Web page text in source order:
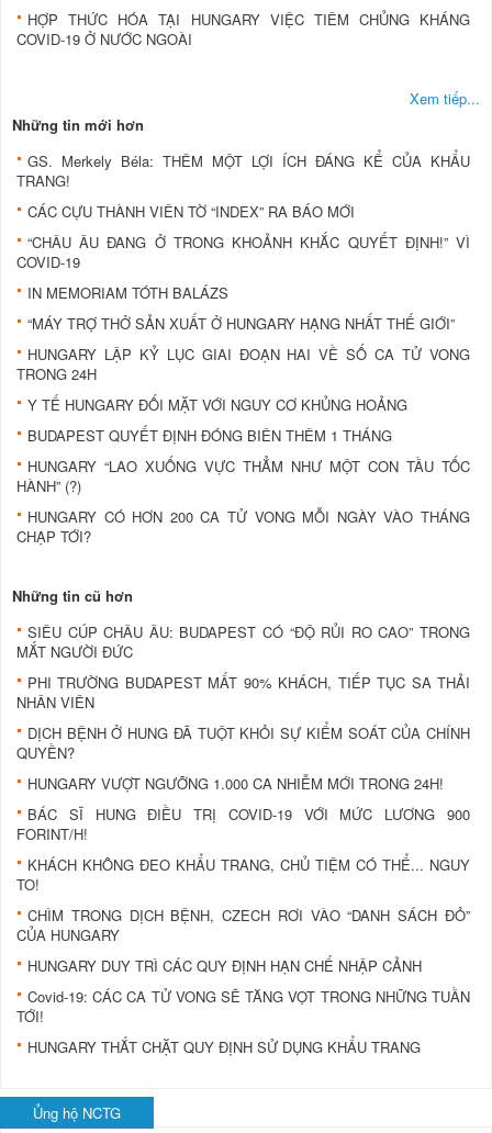
HỢP THỨC HÓA TẠI HUNGARY VIỆC TIÊM CHỦNG KHÁNG
COVID-19 Ở NƯỚC NGOÀI
Xem tiếp...
Những tin mới hơn
GS. Merkely Béla: THÊM MỘT LỢI ÍCH ĐÁNG KỂ CỦA KHẨU
TRANG!
CÁC CỰU THÀNH VIÊN TỜ “INDEX” RA BÁO MỚI
“CHÂU ÂU ĐANG Ở TRONG KHOẢNH KHẮC QUYẾT ĐỊNH!” VÌ
COVID-19
IN MEMORIAM TÓTH BALÁZS
“MÁY TRỢ THỞ SẢN XUẤT Ở HUNGARY HẠNG NHẤT THẾ GIỚI”
HUNGARY LẬP KỶ LỤC GIAI ĐOẠN HAI VỀ SỐ CA TỬ VONG
TRONG 24H
Y TẾ HUNGARY ĐỐI MẶT VỚI NGUY CƠ KHỦNG HOẢNG
BUDAPEST QUYẾT ĐỊNH ĐÓNG BIÊN THÊM 1 THÁNG
HUNGARY “LAO XUỐNG VỰC THẲM NHƯ MỘT CON TẦU TỐC
HÀNH” (?)
HUNGARY CÓ HƠN 200 CA TỬ VONG MỖI NGÀY VÀO THÁNG
CHẠP TỚI?
Những tin cũ hơn
SIÊU CÚP CHÂU ÂU: BUDAPEST CÓ “ĐỘ RỦI RO CAO” TRONG
MẮT NGƯỜI ĐỨC
PHI TRƯỜNG BUDAPEST MẤT 90% KHÁCH, TIẾP TỤC SA THẢI
NHÂN VIÊN
DỊCH BỆNH Ở HUNG ĐÃ TUỘT KHỎI SỰ KIỂM SOÁT CỦA CHÍNH
QUYỀN?
HUNGARY VƯỢT NGƯỠNG 1.000 CA NHIỄM MỚI TRONG 24H!
BÁC SĨ HUNG ĐIỀU TRỊ COVID-19 VỚI MỨC LƯƠNG 900
FORINT/H!
KHÁCH KHÔNG ĐEO KHẨU TRANG, CHỦ TIỆM CÓ THỂ... NGUY
TO!
CHÌM TRONG DỊCH BỆNH, CZECH RƠI VÀO “DANH SÁCH ĐỎ”
CỦA HUNGARY
HUNGARY DUY TRÌ CÁC QUY ĐỊNH HẠN CHẾ NHẬP CẢNH
Covid-19: CÁC CA TỬ VONG SẼ TĂNG VỌT TRONG NHỮNG TUẦN
TỚI!
HUNGARY THẮT CHẶT QUY ĐỊNH SỬ DỤNG KHẨU TRANG
Ủng hộ NCTG